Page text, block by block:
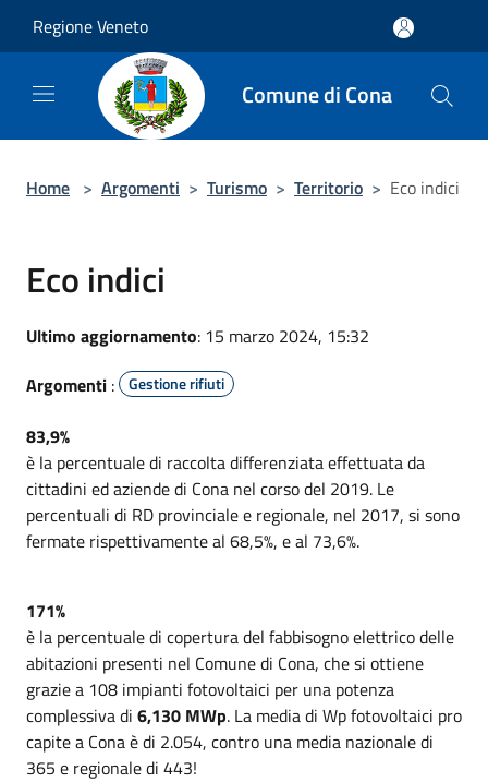
Regione Veneto
Comune di Cona
Home > Argomenti > Turismo > Territorio > Eco indici
Eco indici
Ultimo aggiornamento: 15 marzo 2024, 15:32
Argomenti : Gestione rifiuti
83,9%
è la percentuale di raccolta differenziata effettuata da
cittadini ed aziende di Cona nel corso del 2019. Le
percentuali di RD provinciale e regionale, nel 2017, si sono
fermate rispettivamente al 68,5%, e al 73,6%.
171%
è la percentuale di copertura del fabbisogno elettrico delle
abitazioni presenti nel Comune di Cona, che si ottiene
grazie a 108 impianti fotovoltaici per una potenza
complessiva di 6,130 MWp. La media di Wp fotovoltaici pro
capite a Cona è di 2.054, contro una media nazionale di
365 e regionale di 443!